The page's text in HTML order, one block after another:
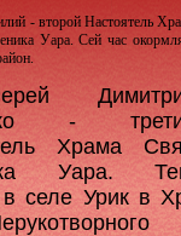
- второй Настоятель
Уара. Сей час
-
Храма
Уара.
селе Урик в